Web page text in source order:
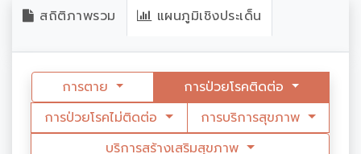
สถิติภาพรวม แผนภูมิเชิงประเด็น
การตาย
การป่วยโรคติดต่อ
การป่วยโรคไม่ติดต่อ
การบริการสุขภาพ
บริการสร้างเสริมสุขภาพ